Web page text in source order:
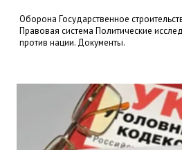
Оборона Государственное
Правовая система Политические
против нации. Документы.